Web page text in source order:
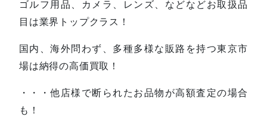
ゴルフ用品、カメラ、レンズ、などなどお取扱品
目は業界トップクラス！
国内、海外問わず、多種多様な販路を持つ東京市
場は納得の高価買取！
・・・他店様で断られたお品物が高額査定の場合
も！